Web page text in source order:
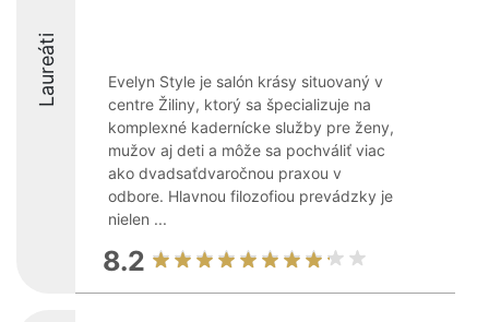
Laureáti
Evelyn Style je salón krásy situovaný v
centre Žiliny, ktorý sa špecializuje na
komplexné kadernícke služby pre ženy,
mužov aj deti a môže sa pochváliť viac
ako dvadsaťdvaročnou praxou v
odbore. Hlavnou filozofiou prevádzky je
nielen ...
8.2